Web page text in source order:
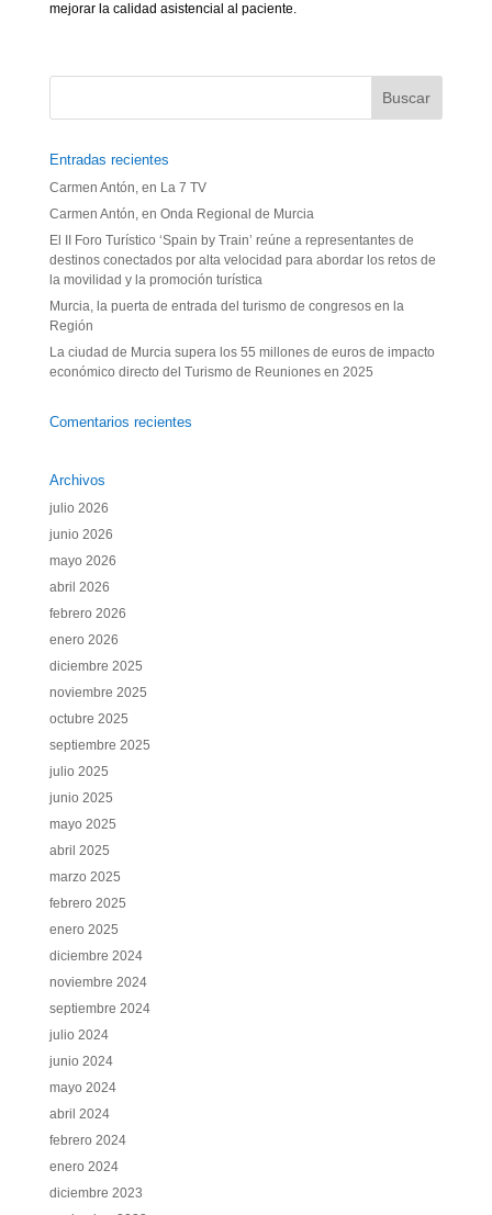
mejorar la calidad asistencial al paciente.
Entradas recientes
Carmen Antón, en La 7 TV
Carmen Antón, en Onda Regional de Murcia
El II Foro Turístico ‘Spain by Train’ reúne a representantes de
destinos conectados por alta velocidad para abordar los retos de
la movilidad y la promoción turística
Murcia, la puerta de entrada del turismo de congresos en la
Región
La ciudad de Murcia supera los 55 millones de euros de impacto
económico directo del Turismo de Reuniones en 2025
Comentarios recientes
Archivos
julio 2026
junio 2026
mayo 2026
abril 2026
febrero 2026
enero 2026
diciembre 2025
noviembre 2025
octubre 2025
septiembre 2025
julio 2025
junio 2025
mayo 2025
abril 2025
marzo 2025
febrero 2025
enero 2025
diciembre 2024
noviembre 2024
septiembre 2024
julio 2024
junio 2024
mayo 2024
abril 2024
febrero 2024
enero 2024
diciembre 2023